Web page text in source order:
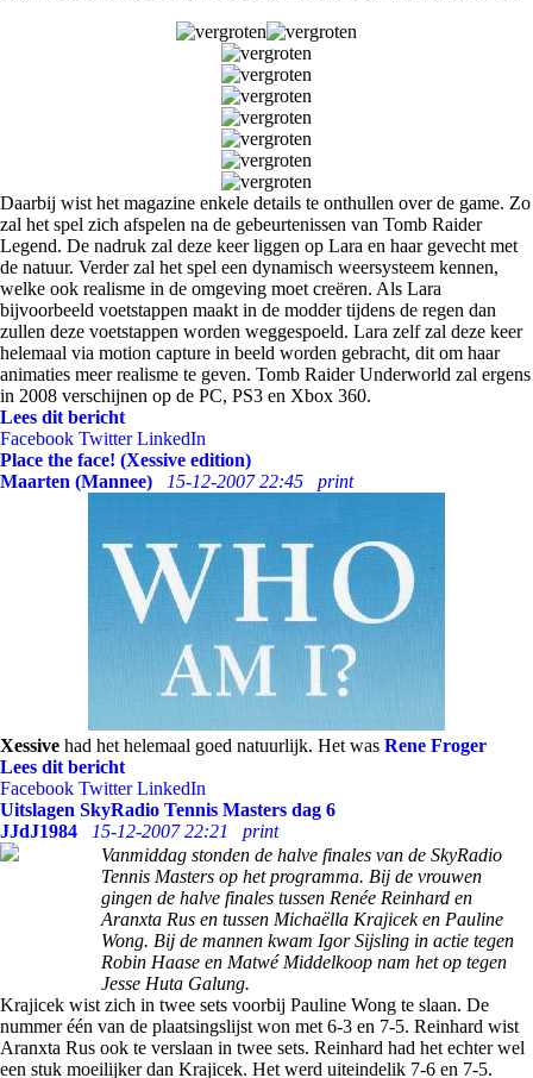
Daarbij wist het magazine enkele details te onthullen over de game. Zo
zal het spel zich afspelen na de gebeurtenissen van Tomb Raider
Legend. De nadruk zal deze keer liggen op Lara en haar gevecht met
de natuur. Verder zal het spel een dynamisch weersysteem kennen,
welke ook realisme in de omgeving moet creëren. Als Lara
bijvoorbeeld voetstappen maakt in de modder tijdens de regen dan
zullen deze voetstappen worden weggespoeld. Lara zelf zal deze keer
helemaal via motion capture in beeld worden gebracht, dit om haar
animaties meer realisme te geven. Tomb Raider Underworld zal ergens
in 2008 verschijnen op de PC, PS3 en Xbox 360.
Lees dit bericht
Facebook Twitter LinkedIn
Place the face! (Xessive edition)
Maarten (Mannee)
15-12-2007 22:45 print
Xessive had het helemaal goed natuurlijk. Het was Rene Froger
Lees dit bericht
Facebook Twitter LinkedIn
Uitslagen SkyRadio Tennis Masters dag 6
JJdJ1984
15-12-2007 22:21
print
Vanmiddag stonden de halve finales van de SkyRadio
Tennis Masters op het programma. Bij de vrouwen
gingen de halve finales tussen Renée Reinhard en
Aranxta Rus en tussen Michaëlla Krajicek en Pauline
Wong. Bij de mannen kwam Igor Sijsling in actie tegen
Robin Haase en Matwé Middelkoop nam het op tegen
Jesse Huta Galung.
Krajicek wist zich in twee sets voorbij Pauline Wong te slaan. De
nummer één van de plaatsingslijst won met 6-3 en 7-5. Reinhard wist
Aranxta Rus ook te verslaan in twee sets. Reinhard had het echter wel
een stuk moeilijker dan Krajicek. Het werd uiteindelik 7-6 en 7-5.